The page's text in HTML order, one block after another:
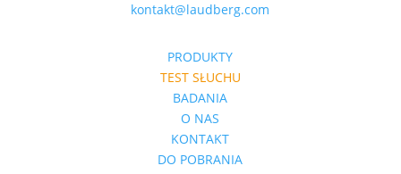
kontakt@laudberg.com
PRODUKTY
TEST SŁUCHU
BADANIA
O NAS
KONTAKT
DO POBRANIA